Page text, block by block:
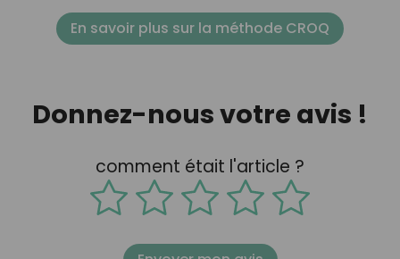
En savoir plus sur la méthode CROQ
Donnez-nous votre avis !
comment était l'article ?